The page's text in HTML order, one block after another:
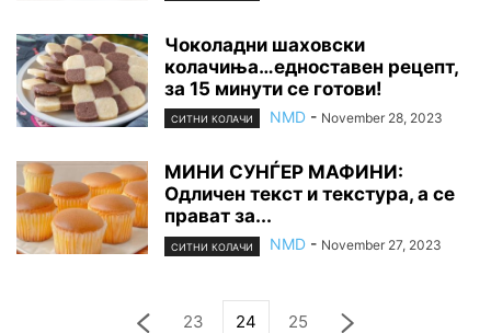
Чоколадни шаховски
колачиња…едноставен рецепт,
за 15 минути се готови!
СИТНИ КОЛАЧИ NMD - November 28, 2023
МИНИ СУНЃЕР МАФИНИ:
Одличен текст и текстура, а се
прават за...
СИТНИ КОЛАЧИ NMD - November 27, 2023
23 24 25